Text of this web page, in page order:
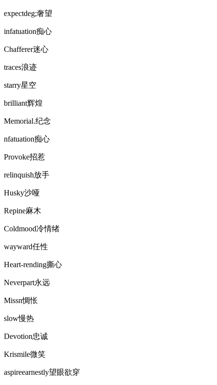
expectdeg;奢望
infatuation痴心
Chafferer迷心
traces浪迹
starry星空
brilliant辉煌
Memorial.纪念
nfatuation痴心
Provoke招惹
relinquish放手
Husky沙哑
Repine麻木
Coldmood冷情绪
wayward任性
Heart-rending撕心
Neverpart永远
Missn惆怅
slow慢热
Devotion忠诚
Krismile微笑
aspireearnestly望眼欲穿